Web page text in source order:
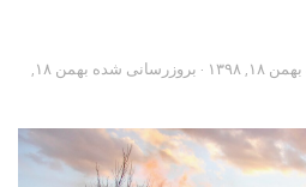
بهمن ۱۸, ۱۳۹۸ · بروزرسانی شده
بهمن ۱۸,